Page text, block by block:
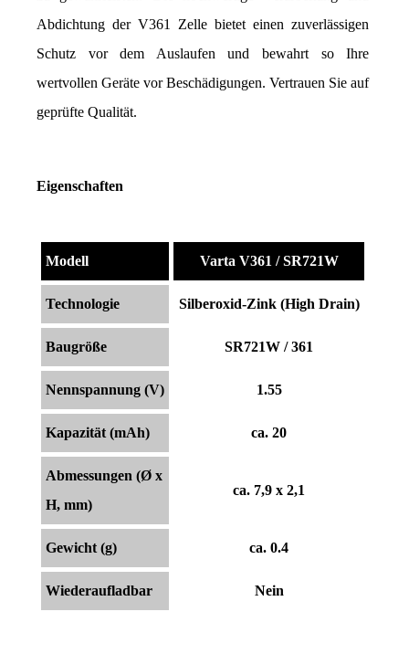
Abdichtung der V361 Zelle bietet einen zuverlässigen
Schutz vor dem Auslaufen und bewahrt so Ihre
wertvollen Geräte vor Beschädigungen. Vertrauen Sie auf
geprüfte Qualität.
Eigenschaften
Modell Varta V361 / SR721W
Technologie Silberoxid-Zink (High Drain)
Baugröße SR721W / 361
Nennspannung (V) 1.55
Kapazität (mAh) ca. 20
Abmessungen (Ø x
H, mm)
ca. 7,9 x 2,1
Gewicht (g) ca. 0.4
Wiederaufladbar Nein